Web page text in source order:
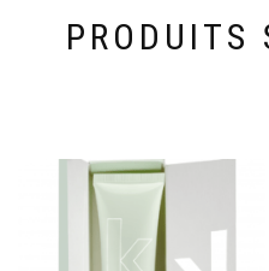
PRODUITS